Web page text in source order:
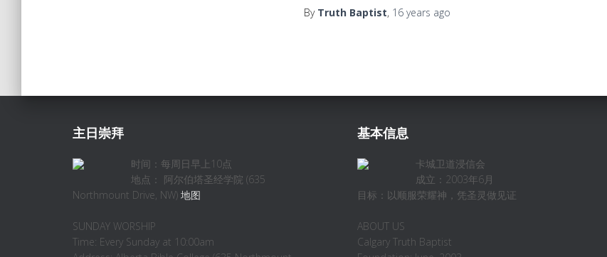
By Truth Baptist, 16 years ago
主日崇拜
时间：每周日早上10点
地点： 阿尔伯塔圣经学院 (635
Northmount Drive, NW) 地图
SUNDAY WORSHIP
Time: Every Sunday at 10:00am
基本信息
卡城卫道浸信会
成立：2003年6月
目标：以顺服荣耀神，凭圣灵做见证
ABOUT US
Calgary Truth Baptist